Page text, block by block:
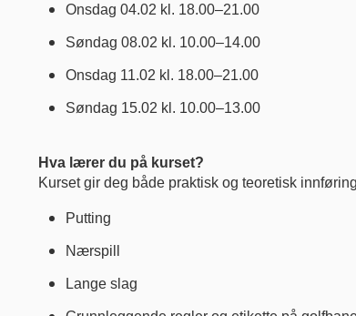
Onsdag 04.02 kl. 18.00–21.00
Søndag 08.02 kl. 10.00–14.00
Onsdag 11.02 kl. 18.00–21.00
Søndag 15.02 kl. 10.00–13.00
Hva lærer du på kurset?
Kurset gir deg både praktisk og teoretisk
Putting
Nærspill
Lange slag